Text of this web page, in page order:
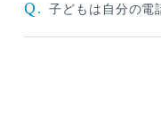
Q. 子どもは自分の電